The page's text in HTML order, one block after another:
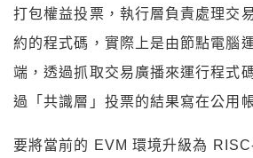
打包權益投票，執行層負責處理交
約的程式碼，實際上是由節點電腦
端，透過抓取交易廣播來運行程式
過「共識層」投票的結果寫在公用
要將當前的 EVM 環境升級為